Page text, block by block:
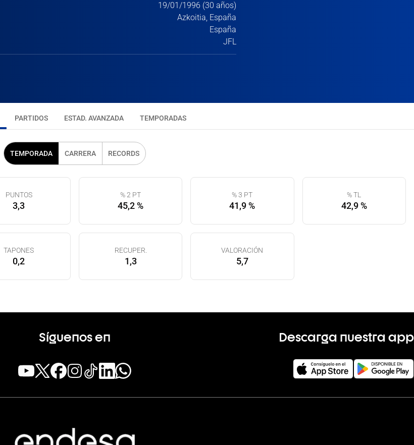
19/01/1996 (30 años)
Azkoitia, España
España
JFL
PARTIDOS ESTAD. AVANZADA TEMPORADAS
TEMPORADA CARRERA RECORDS
PUNTOS
3,3
% 2 PT
45,2 %
% 3 PT
41,9 %
% TL
42,9 %
TAPONES
0,2
RECUPER.
1,3
VALORACIÓN
5,7
Síguenos en Descarga nuestra app